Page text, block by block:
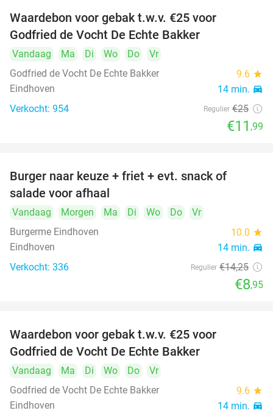
Waardebon voor gebak t.w.v. €25 voor
Godfried de Vocht De Echte Bakker
Vandaag Ma Di Wo Do
Vr
Godfried de Vocht De Echte Bakker
9.6 star
Eindhoven 14 min. directions_car
Verkocht: 954 Regulier €25
€11 ,99
Burger naar keuze + friet + evt. snack of
salade voor afhaal
Vandaag Morgen Ma Di Wo Do
Vr
Burgerme Eindhoven
10.0 star
Eindhoven 14 min. directions_car
Verkocht: 336 Regulier €14,25
€8,95
Waardebon voor gebak t.w.v. €25 voor
Godfried de Vocht De Echte Bakker
Vandaag Ma Di Wo Do
Vr
Godfried de Vocht De Echte Bakker
9.6 star
Eindhoven 14 min. directions_car